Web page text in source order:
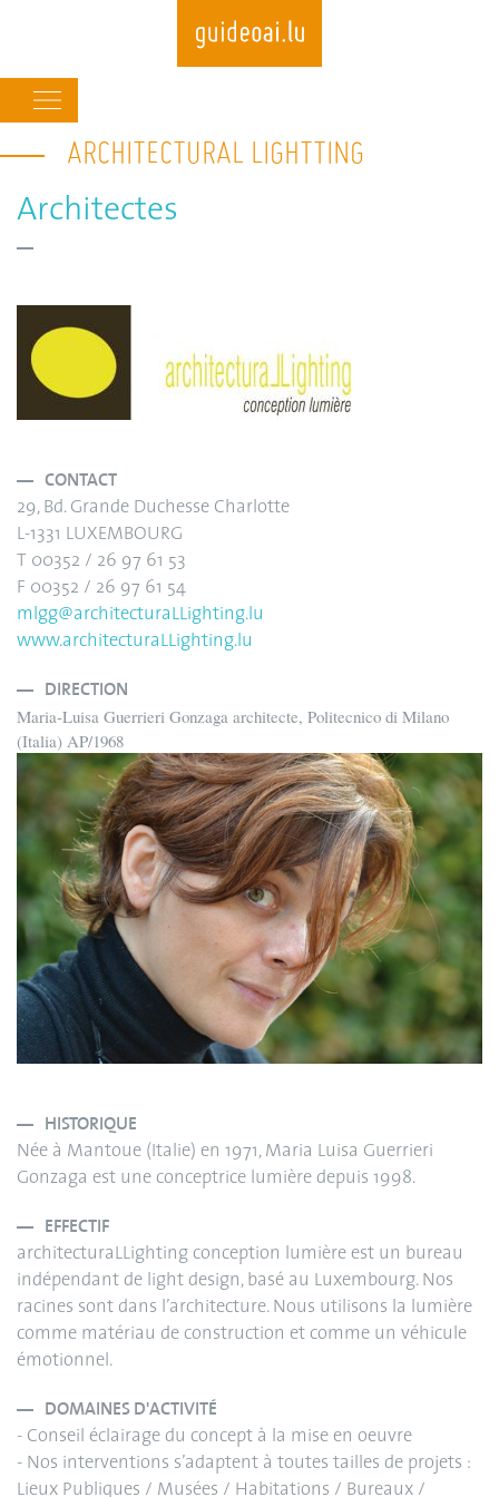
Skip
navigation
ARCHITECTURAL LIGHTTING
Architectes
CONTACT
29, Bd. Grande Duchesse Charlotte
L-1331 LUXEMBOURG
T 00352 / 26 97 61 53
F 00352 / 26 97 61 54
mlgg@architecturaLLighting.lu
www.architecturaLLighting.lu
DIRECTION
Maria-Luisa Guerrieri Gonzaga architecte, Politecnico di Milano
(Italia) AP/1968
HISTORIQUE
Née à Mantoue (Italie) en 1971, Maria Luisa Guerrieri
Gonzaga est une conceptrice lumière depuis 1998.
EFFECTIF
architecturaLLighting conception lumière est un bureau
indépendant de light design, basé au Luxembourg. Nos
racines sont dans l’architecture. Nous utilisons la lumière
comme matériau de construction et comme un véhicule
émotionnel.
DOMAINES D'ACTIVITÉ
- Conseil éclairage du concept à la mise en oeuvre
- Nos interventions s’adaptent à toutes tailles de projets :
Lieux Publiques / Musées / Habitations / Bureaux /